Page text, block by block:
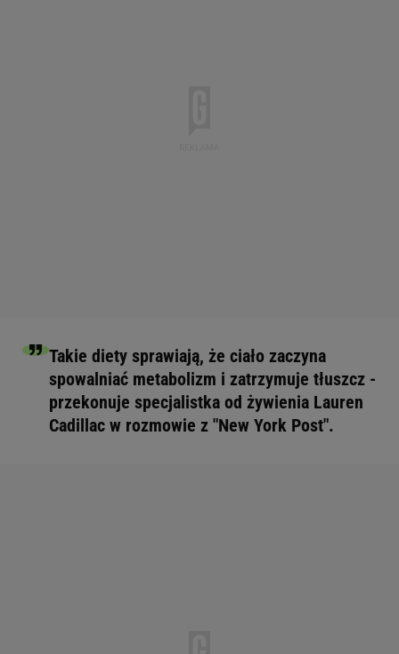
Takie diety sprawiają, że ciało zaczyna
spowalniać metabolizm i zatrzymuje tłuszcz -
przekonuje specjalistka od żywienia Lauren
Cadillac w rozmowie z "New York Post".